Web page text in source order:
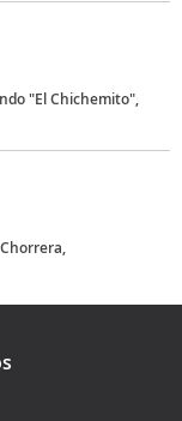
"El Chichemito",